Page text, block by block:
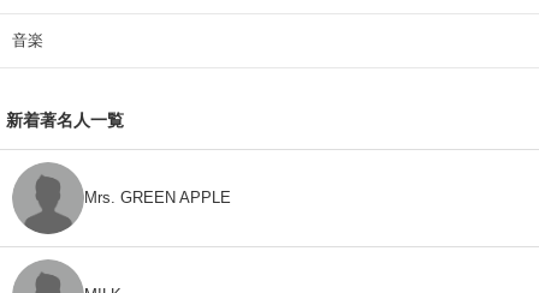
音楽
新着著名人一覧
Mrs. GREEN APPLE